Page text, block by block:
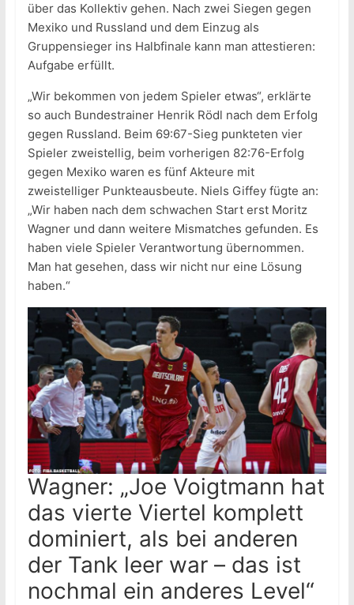
über das Kollektiv gehen. Nach zwei Siegen gegen
Mexiko und Russland und dem Einzug als
Gruppensieger ins Halbfinale kann man attestieren:
Aufgabe erfüllt.
„Wir bekommen von jedem Spieler etwas“, erklärte
so auch Bundestrainer Henrik Rödl nach dem Erfolg
gegen Russland. Beim 69:67-Sieg punkteten vier
Spieler zweistellig, beim vorherigen 82:76-Erfolg
gegen Mexiko waren es fünf Akteure mit
zweistelliger Punkteausbeute. Niels Giffey fügte an:
„Wir haben nach dem schwachen Start erst Moritz
Wagner und dann weitere Mismatches gefunden. Es
haben viele Spieler Verantwortung übernommen.
Man hat gesehen, dass wir nicht nur eine Lösung
haben.“
Wagner: „Joe Voigtmann hat
das vierte Viertel komplett
dominiert, als bei anderen
der Tank leer war – das ist
nochmal ein anderes Level“